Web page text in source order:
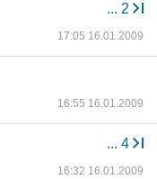
... 2
17:05 16.01.2009
16:55 16.01.2009
... 4
16:32 16.01.2009